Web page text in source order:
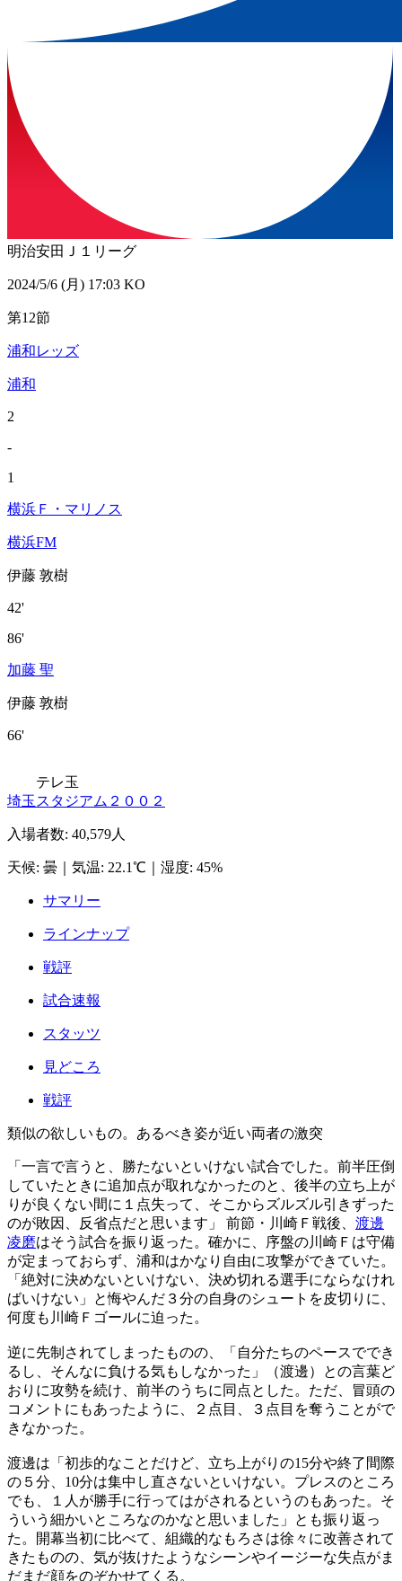
明治安田Ｊ１リーグ
2024/5/6 (月) 17:03 KO
第12節
浦和レッズ
浦和
2
-
1
横浜Ｆ・マリノス
横浜FM
伊藤 敦樹
42'
86'
加藤 聖
伊藤 敦樹
66'
テレ玉
埼玉スタジアム２００２
入場者数: 40,579人
天候: 曇 気温: 22.1℃ 湿度: 45%
サマリー
ラインナップ
戦評
試合速報
スタッツ
見どころ
戦評
類似の欲しいもの。あるべき姿が近い両者の激突
「一言で言うと、勝たないといけない試合でした。前半圧倒
していたときに追加点が取れなかったのと、後半の立ち上が
りが良くない間に１点失って、そこからズルズル引きずった
のが敗因、反省点だと思います」 前節・川崎Ｆ戦後、 渡邊
凌磨はそう試合を振り返った。確かに、序盤の川崎Ｆは守備
が定まっておらず、浦和はかなり自由に攻撃ができていた。
「絶対に決めないといけない、決め切れる選手にならなけれ
ばいけない」と悔やんだ３分の自身のシュートを皮切りに、
何度も川崎Ｆゴールに迫った。
逆に先制されてしまったものの、「自分たちのペースででき
るし、そんなに負ける気もしなかった」（渡邊）との言葉ど
おりに攻勢を続け、前半のうちに同点とした。ただ、冒頭の
コメントにもあったように、２点目、３点目を奪うことがで
きなかった。
渡邊は「初歩的なことだけど、立ち上がりの15分や終了間際
の５分、10分は集中し直さないといけない。プレスのところ
でも、１人が勝手に行ってはがされるというのもあった。そ
ういう細かいところなのかなと思いました」とも振り返っ
た。開幕当初に比べて、組織的なもろさは徐々に改善されて
きたものの、気が抜けたようなシーンやイージーな失点がま
だまだ顔をのぞかせてくる。